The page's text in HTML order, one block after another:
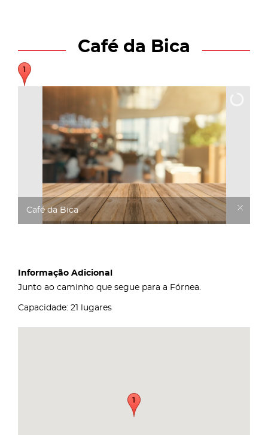
Café da Bica
Café da Bica
Informação Adicional
Junto ao caminho que segue para a Fórnea.
Capacidade: 21 lugares